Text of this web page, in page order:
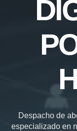
Despacho de
especializado en